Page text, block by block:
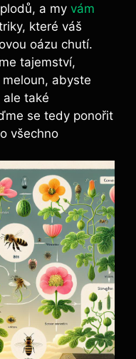
a my vám
které váš
oázu chutí.
tajemství,
⁢abyste
také
se ⁢tedy ponořit
⁤všechno